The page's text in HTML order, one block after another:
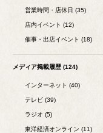
営業時間・店休日 (35)
店内イベント (12)
催事・出店イベント (18)
メディア掲載履歴 (124)
インターネット (40)
テレビ (39)
ラジオ (5)
東洋経済オンライン (11)